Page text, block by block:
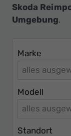
Autohaus
Skoda
Umgebung.
Marke
alles
Modell
alles
Standort